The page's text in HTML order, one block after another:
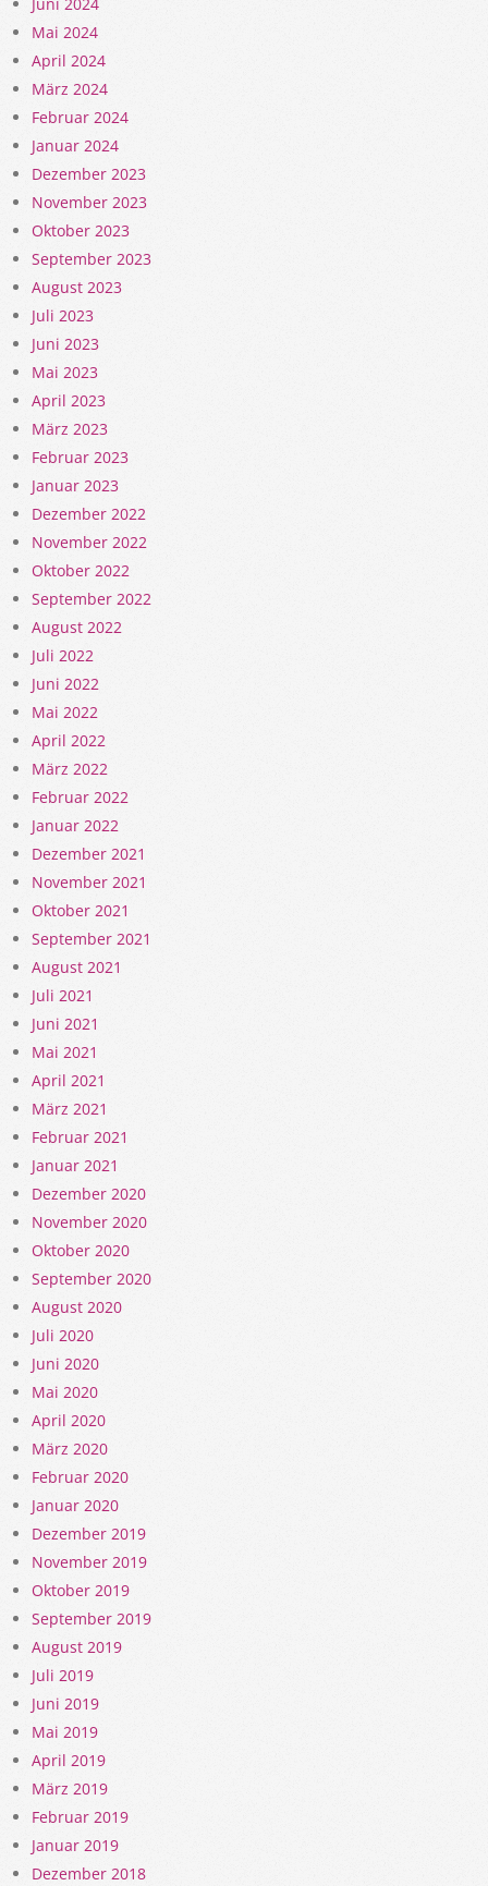
Juni 2024
Mai 2024
April 2024
März 2024
Februar 2024
Januar 2024
Dezember 2023
November 2023
Oktober 2023
September 2023
August 2023
Juli 2023
Juni 2023
Mai 2023
April 2023
März 2023
Februar 2023
Januar 2023
Dezember 2022
November 2022
Oktober 2022
September 2022
August 2022
Juli 2022
Juni 2022
Mai 2022
April 2022
März 2022
Februar 2022
Januar 2022
Dezember 2021
November 2021
Oktober 2021
September 2021
August 2021
Juli 2021
Juni 2021
Mai 2021
April 2021
März 2021
Februar 2021
Januar 2021
Dezember 2020
November 2020
Oktober 2020
September 2020
August 2020
Juli 2020
Juni 2020
Mai 2020
April 2020
März 2020
Februar 2020
Januar 2020
Dezember 2019
November 2019
Oktober 2019
September 2019
August 2019
Juli 2019
Juni 2019
Mai 2019
April 2019
März 2019
Februar 2019
Januar 2019
Dezember 2018